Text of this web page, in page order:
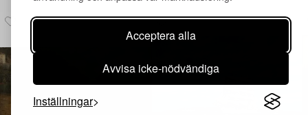
Acceptera alla
Avvisa icke-nödvändiga
Inställningar